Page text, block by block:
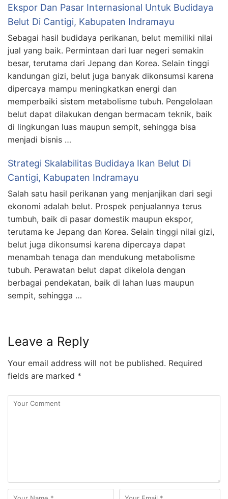
Ekspor Dan Pasar Internasional Untuk Budidaya
Belut Di Cantigi, Kabupaten Indramayu
Sebagai hasil budidaya perikanan, belut memiliki nilai
jual yang baik. Permintaan dari luar negeri semakin
besar, terutama dari Jepang dan Korea. Selain tinggi
kandungan gizi, belut juga banyak dikonsumsi karena
dipercaya mampu meningkatkan energi dan
memperbaiki sistem metabolisme tubuh. Pengelolaan
belut dapat dilakukan dengan bermacam teknik, baik
di lingkungan luas maupun sempit, sehingga bisa
menjadi bisnis …
Strategi Skalabilitas Budidaya Ikan Belut Di
Cantigi, Kabupaten Indramayu
Salah satu hasil perikanan yang menjanjikan dari segi
ekonomi adalah belut. Prospek penjualannya terus
tumbuh, baik di pasar domestik maupun ekspor,
terutama ke Jepang dan Korea. Selain tinggi nilai gizi,
belut juga dikonsumsi karena dipercaya dapat
menambah tenaga dan mendukung metabolisme
tubuh. Perawatan belut dapat dikelola dengan
berbagai pendekatan, baik di lahan luas maupun
sempit, sehingga …
Leave a Reply
Your email address will not be published. Required
fields are marked *